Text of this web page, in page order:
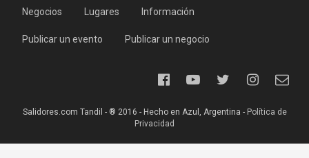
Negocios Lugares Información
Publicar un evento Publicar un negocio
Salidores.com Tandil - ® 2016 - Hecho en Azul, Argentina - Política de
Privacidad